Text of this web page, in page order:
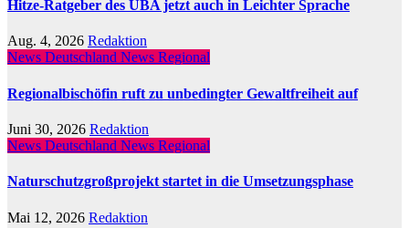
Hitze-Ratgeber des UBA jetzt auch in Leichter Sprache
Aug. 4, 2026 Redaktion
News Deutschland News Regional
Regionalbischöfin ruft zu unbedingter Gewaltfreiheit auf
Juni 30, 2026 Redaktion
News Deutschland News Regional
Naturschutzgroßprojekt startet in die Umsetzungsphase
Mai 12, 2026 Redaktion